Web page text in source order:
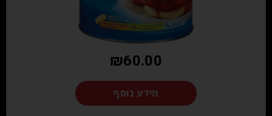
₪60.00
מידע נוסף